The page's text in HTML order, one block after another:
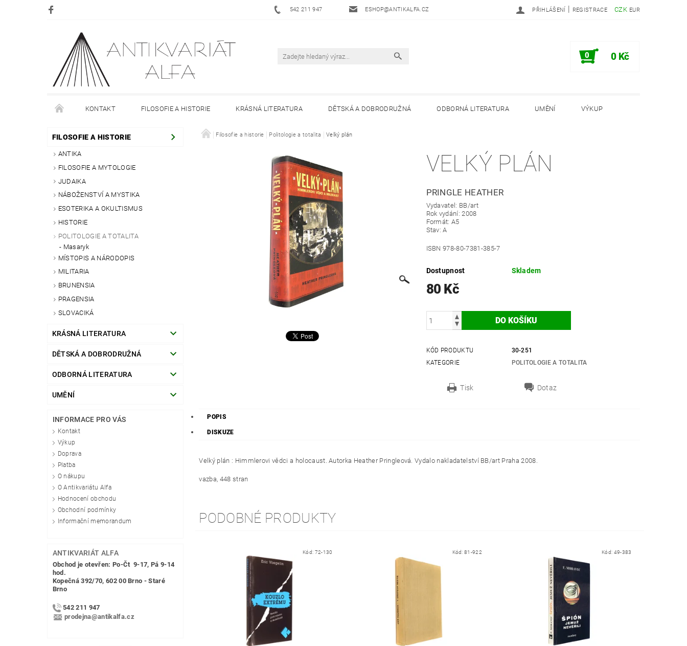
542 211 947 ESHOP@ANTIKALFA.CZ CZK EUR
PŘIHLÁŠENÍ | REGISTRACE
0 0 Kč
KONTAKT FILOSOFIE A HISTORIE KRÁSNÁ LITERATURA DĚTSKÁ A DOBRODRUŽNÁ ODBORNÁ LITERATURA UMĚNÍ VÝKUP
DOPRAVA PLATBA O NÁKUPU O ANTIKVARIÁTU ALFA HODNOCENÍ OBCHODU
FILOSOFIE A HISTORIE
ANTIKA
FILOSOFIE A MYTOLOGIE
JUDAIKA
NÁBOŽENSTVÍ A MYSTIKA
ESOTERIKA A OKULTISMUS
HISTORIE
POLITOLOGIE A TOTALITA
Masaryk
MÍSTOPIS A NÁRODOPIS
MILITARIA
BRUNENSIA
PRAGENSIA
SLOVACIKÁ
KRÁSNÁ LITERATURA
DĚTSKÁ A DOBRODRUŽNÁ
ODBORNÁ LITERATURA
UMĚNÍ
INFORMACE PRO VÁS
Kontakt
Výkup
Doprava
Platba
O nákupu
O Antikvariátu Alfa
Hodnocení obchodu
Obchodní podmínky
Informační memorandum
ANTIKVARIÁT ALFA
Obchod je otevřen: Po-Čt 9-17, Pá 9-14
hod.
Kopečná 392/70, 602 00 Brno - Staré
Brno
542 211 947
prodejna@antikalfa.cz
Filosofie a historie Politologie a totalita Velký plán
VELKÝ PLÁN
PRINGLE HEATHER
Vydavatel: BB/art
Rok vydání: 2008
Formát: A5
Stav: A
ISBN 978-80-7381-385-7
Dostupnost Skladem
80 Kč
KÓD PRODUKTU
30-251
KATEGORIE
POLITOLOGIE A TOTALITA
Tisk Dotaz
POPIS
DISKUZE
Velký plán : Himmlerovi vědci a holocaust. Autorka Heather Pringleová. Vydalo nakladatelství BB/art Praha 2008.
vazba, 448 stran
PODOBNÉ PRODUKTY
Kód: 72-130 Kód:81-922 Kód: 49-383